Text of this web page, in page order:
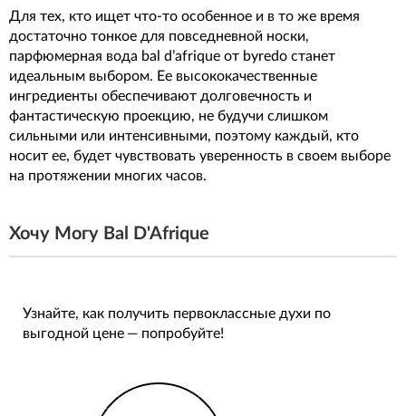
Для тех, кто ищет что-то особенное и в то же время
достаточно тонкое для повседневной носки,
парфюмерная вода bal d’afrique от byredo станет
идеальным выбором. Ее высококачественные
ингредиенты обеспечивают долговечность и
фантастическую проекцию, не будучи слишком
сильными или интенсивными, поэтому каждый, кто
носит ее, будет чувствовать уверенность в своем выборе
на протяжении многих часов.
Хочу Могу Bal D'Afrique
Узнайте, как получить первоклассные духи по
выгодной цене — попробуйте!